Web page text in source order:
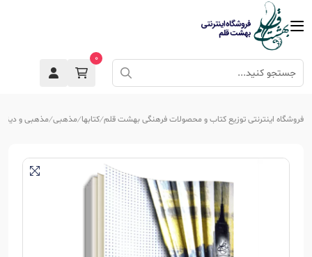
0
فروشگاه اینترنتی توزیع کتاب و محصولات فرهنگی بهشت قلم کتابها مذهبی مذهبی و دینی